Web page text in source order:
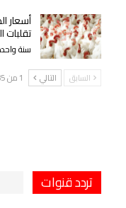
أسعار
تقلبات
سنة
السابق التالي 1 من 285
تردد قنوات